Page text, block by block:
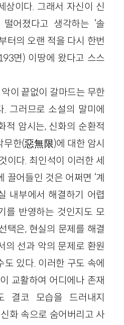
상이다. 그래서 자신이 신
어졌다고 생각하는 ‘솔
터의 오랜 적을 다시 한번
면) 이땅에 왔다고 스스
이 끝없이 갈마드는 무한
그러므로 소설의 말미에
적 암시는, 신화의 순환적
무한(惡無限)에 대한 암시
이다. 최인석이 이러한 세
끌어들인 것은 어쩌면 ‘계
내부에서 해결하기 어렵
를 반영하는 것인지도 모
택은, 현실의 문제를 해결
의 선과 악의 문제로 환원
있다. 이러한 구도 속에
교활하여 어디에나 존재
결코 모습을 드러내지
화 속으로 숨어버리고 사